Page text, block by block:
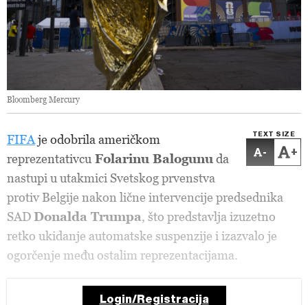
Bloomberg Mercury
TEXT SIZE
- +
FIFAje odobrila američkom
reprezentativcu Folarinu Balogunu da
nastupi u utakmici Svetskog prvenstva
protiv Belgije nakon lične intervencije predsednika
SADDonalda Trumpa, što predstavlja izuzetno
retko ukidanje automatske suspenzije i izazvalo je
ogorčenje među ostalim reprezentacijama.
Login/Registracija